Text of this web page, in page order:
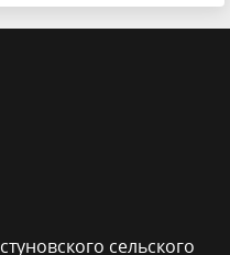
сельского